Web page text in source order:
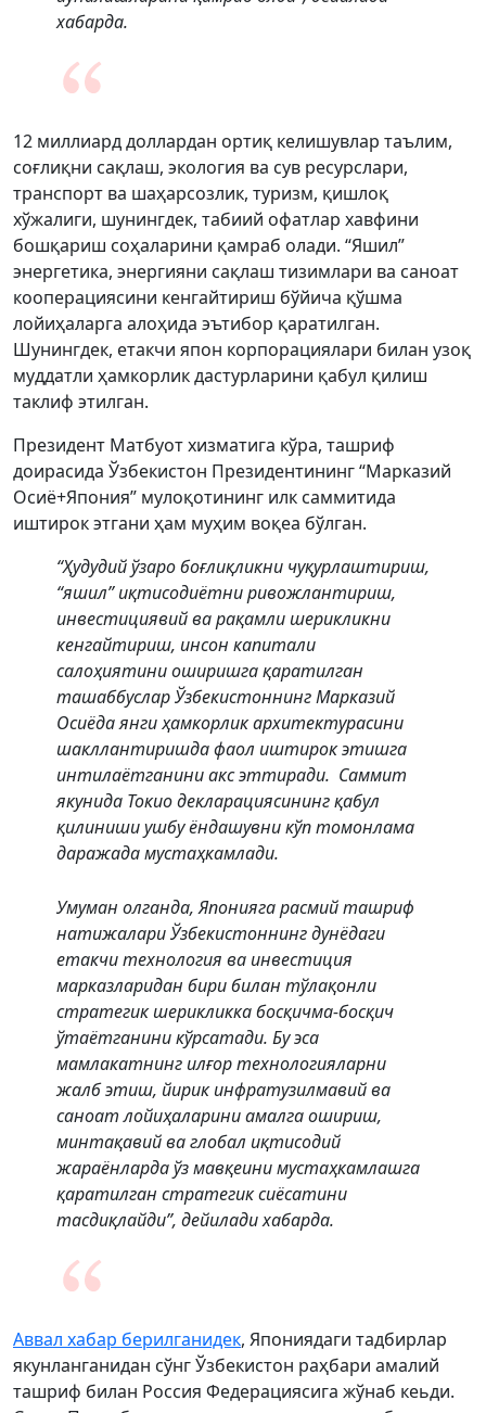
хабарда.
12 миллиард доллардан ортиқ келишувлар таълим,
соғлиқни сақлаш, экология ва сув ресурслари,
транспорт ва шаҳарсозлик, туризм, қишлоқ
хўжалиги, шунингдек, табиий офатлар хавфини
бошқариш соҳаларини қамраб олади. “Яшил”
энергетика, энергияни сақлаш тизимлари ва саноат
кооперациясини кенгайтириш бўйича қўшма
лойиҳаларга алоҳида эътибор қаратилган.
Шунингдек, етакчи япон корпорациялари билан узоқ
муддатли ҳамкорлик дастурларини қабул қилиш
таклиф этилган.
Президент Матбуот хизматига кўра, ташриф
доирасида Ўзбекистон Президентининг “Марказий
Осиё+Япония” мулоқотининг илк саммитида
иштирок этгани ҳам муҳим воқеа бўлган.
“Ҳудудий ўзаро боғлиқликни чуқурлаштириш,
“яшил” иқтисодиётни ривожлантириш,
инвестициявий ва рақамли шерикликни
кенгайтириш, инсон капитали
салоҳиятини оширишга қаратилган
ташаббуслар Ўзбекистоннинг Марказий
Осиёда янги ҳамкорлик архитектурасини
шакллантиришда фаол иштирок этишга
интилаётганини акс эттиради. Саммит
якунида Токио декларациясининг қабул
қилиниши ушбу ёндашувни кўп томонлама
даражада мустаҳкамлади.
Умуман олганда, Японияга расмий ташриф
натижалари Ўзбекистоннинг дунёдаги
етакчи технология ва инвестиция
марказларидан бири билан тўлақонли
стратегик шерикликка босқичма-босқич
ўтаётганини кўрсатади. Бу эса
мамлакатнинг илғор технологияларни
жалб этиш, йирик инфратузилмавий ва
саноат лойиҳаларини амалга ошириш,
минтақавий ва глобал иқтисодий
жараёнларда ўз мавқеини мустаҳкамлашга
қаратилган стратегик сиёсатини
тасдиқлайди”, дейилади хабарда.
Аввал хабар берилганидек, Япониядаги тадбирлар
якунланганидан сўнг Ўзбекистон раҳбари амалий
ташриф билан Россия Федерациясига жўнаб кеьди.